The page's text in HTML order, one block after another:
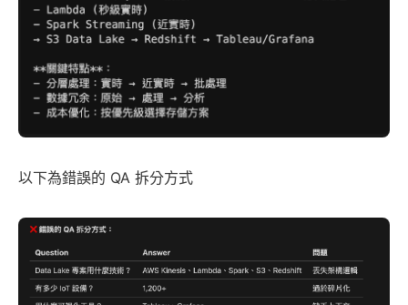
以下為錯誤的 QA 拆分方式